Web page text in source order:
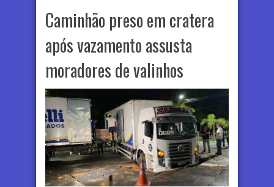
Caminhão preso em cratera
após vazamento assusta
moradores de valinhos